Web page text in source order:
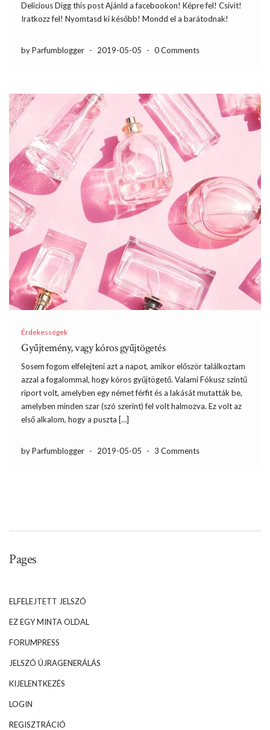
Delicious Digg this post Ajánld a facebookon! Képre fel! Csivit!
Iratkozz fel! Nyomtasd ki később! Mondd el a barátodnak!
by Parfumblogger - 2019-05-05 - 0 Comments
Érdekességek
Gyűjtemény, vagy kóros gyűjtögetés
Sosem fogom elfelejteni azt a napot, amikor először találkoztam
azzal a fogalommal, hogy kóros gyűjtögető. Valami Fókusz szintű
riport volt, amelyben egy német férfit és a lakását mutatták be,
amelyben minden szar (szó szerint) fel volt halmozva. Ez volt az
első alkalom, hogy a puszta […]
by Parfumblogger - 2019-05-05 - 3 Comments
Pages
ELFELEJTETT JELSZÓ
EZ EGY MINTA OLDAL
FORUMPRESS
JELSZÓ ÚJRAGENERÁLÁS
KIJELENTKEZÉS
LOGIN
REGISZTRÁCIÓ